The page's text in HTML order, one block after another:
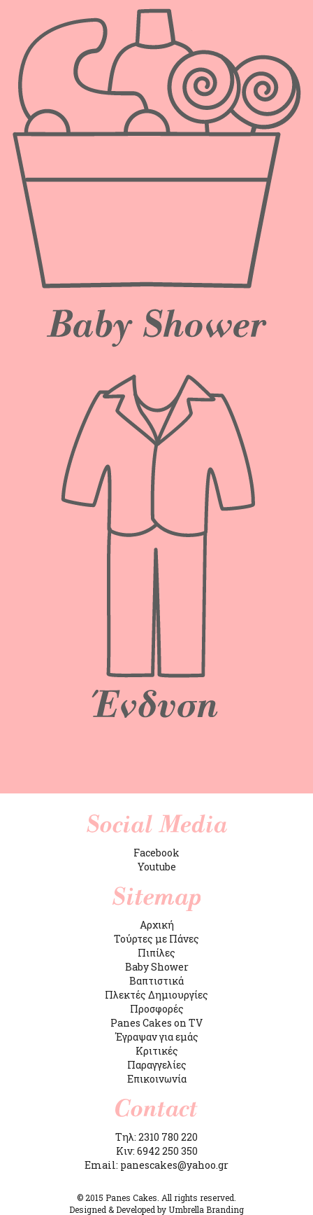
Facebook
Youtube
Αρχική
Τούρτες με Πάνες
Πιπίλες
Baby Shower
Βαπτιστικά
Πλεκτές Δημιουργίες
Προσφορές
Panes Cakes on TV
Έγραψαν για εμάς
Κριτικές
Παραγγελίες
Επικοινωνία
Τηλ: 2310 780 220
Κιν: 6942 250 350
Email: panescakes@yahoo.gr
© 2015 Panes Cakes. All rights reserved.
Designed & Developed by Umbrella Branding